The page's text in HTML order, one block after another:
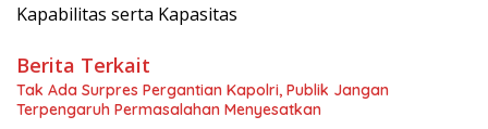
Kapabilitas serta Kapasitas
Berita Terkait
Tak Ada Surpres Pergantian Kapolri, Publik Jangan
Terpengaruh Permasalahan Menyesatkan